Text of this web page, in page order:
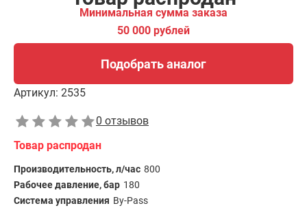
Минимальная сумма заказа
50 000 рублей
Подобрать аналог
Артикул: 2535
0 отзывов
Товар распродан
Производительность, л/час 800
Рабочее давление, бар 180
Система управления By-Pass